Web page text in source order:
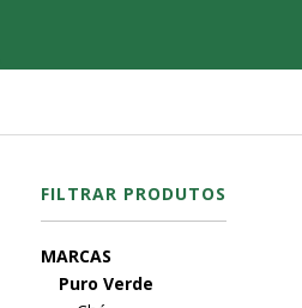
FILTRAR PRODUTOS
MARCAS
Puro Verde